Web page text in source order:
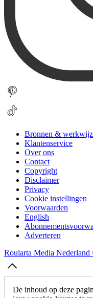
Bronnen &
Klantenservice
Over ons
Contact
Copyright
Disclaimer
Privacy
Cookie instellingen
Voorwaarden
English
Adverteren
Roularta Media
De inhoud op deze